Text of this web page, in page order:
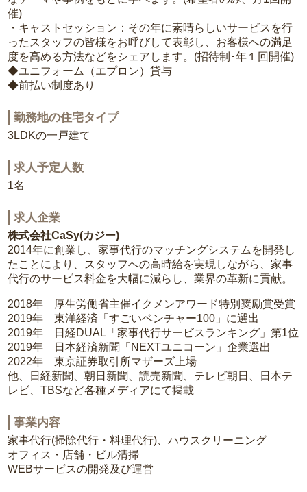
催)
・キャストセッション：その年に素晴らしいサービスを行
ったスタッフの皆様をお呼びして表彰し、お客様への満足
度を高める方法などをシェアします。(招待制･年１回開催)
◆ユニフォーム（エプロン）貸与
◆前払い制度あり
勤務地の住宅タイプ
3LDKの一戸建て
求人予定人数
1名
求人企業
株式会社CaSy(カジー)
2014年に創業し、家事代行のマッチングシステムを開発し
たことにより、スタッフへの高時給を実現しながら、家事
代行のサービス料金を大幅に減らし、業界の革新に貢献。
2018年 厚生労働省主催イクメンアワード特別奨励賞受賞
2019年 東洋経済「すごいベンチャー100」に選出
2019年 日経DUAL「家事代行サービスランキング」第1位
2019年 日本経済新聞「NEXTユニコーン」企業選出
2022年 東京証券取引所マザーズ上場
他、日経新聞、朝日新聞、読売新聞、テレビ朝日、日本テ
レビ、TBSなど各種メディアにて掲載
事業内容
家事代行(掃除代行・料理代行)、ハウスクリーニング
オフィス・店舗・ビル清掃
WEBサービスの開発及び運営